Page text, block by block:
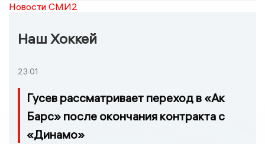
Новости СМИ2
Наш Хоккей
23:01
Гусев рассматривает переход в «Ак
Барс» после окончания контракта с
«Динамо»